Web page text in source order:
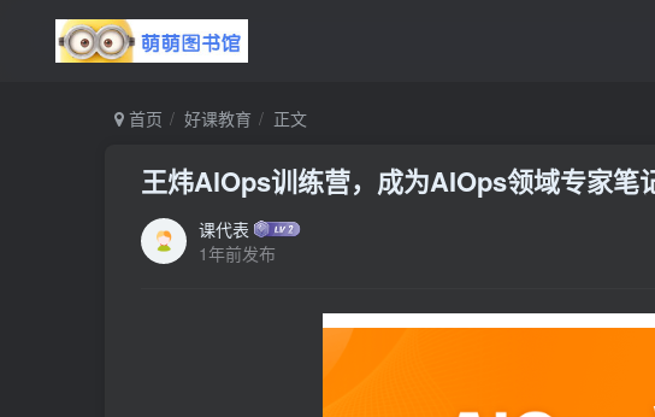
首页 好课教育 正文
王炜AlOps训练营，成为AIOps领域专家笔
课代表
1年前发布